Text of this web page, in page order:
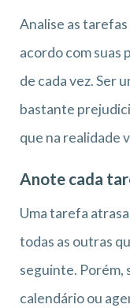
Analise as
acordo com suas
de cada vez. Ser
bastante
que na realidade
Anote cada
Uma tarefa
todas as outras
seguinte. Porém,
calendário ou